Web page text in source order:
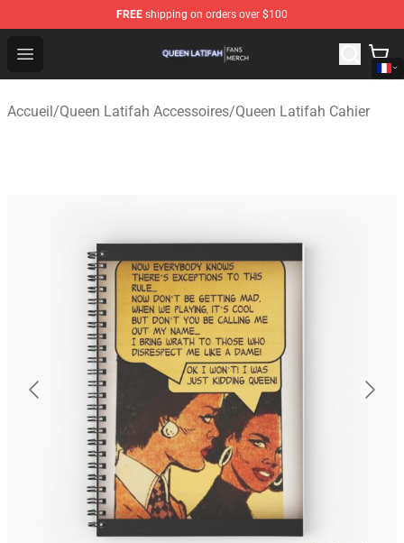
FREE shipping on orders over $100
Open menu
Queen Latifah Shop - Official Queen Latifah
Accueil/Queen Latifah Accessoires/Queen Latifah Cahier